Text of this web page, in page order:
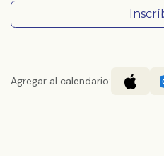
Agregar al calendario: